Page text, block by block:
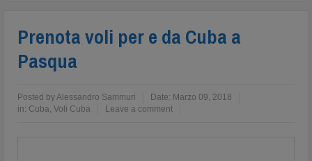
Prenota voli per e da Cuba a
Pasqua
Posted byAlessandro Sammuri Date: Marzo 09, 2018
in: Cuba,Voli Cuba Leave a comment